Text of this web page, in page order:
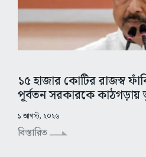
১৫ হাজার কোটির রাজস্ব
পূর্বতন সরকারকে কাঠগড়ায়
১ আগস্ট, ২০২৬
বিস্তারিত